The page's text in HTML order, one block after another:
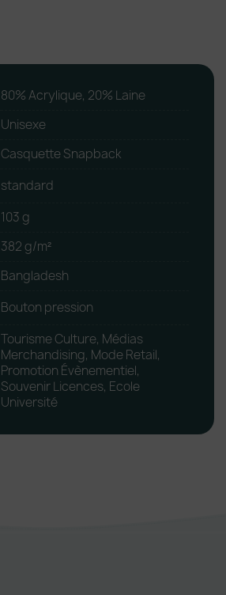
80% Acrylique, 20% Laine
Unisexe
Casquette Snapback
standard
103 g
382 g/m²
Bangladesh
Bouton pression
Tourisme Culture, Médias
Merchandising, Mode Retail,
Promotion Évènementiel,
Souvenir Licences, Ecole
Université